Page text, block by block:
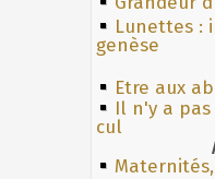
Lunettes :
genèse
Etre aux
Il n'y a
cul